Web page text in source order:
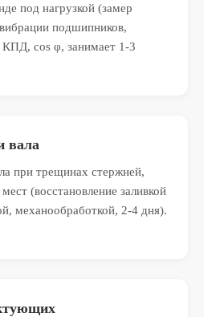
под нагрузкой (замер
подшипников,
КПД, cos φ, занимает 1-3
вала
при трещинах стержней,
(восстановление заливкой
механообработкой, 2-4 дня).